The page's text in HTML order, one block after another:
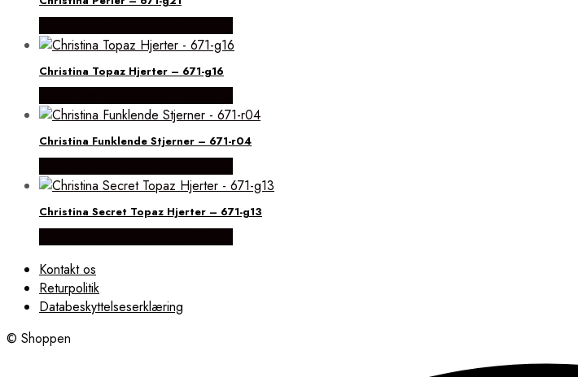
Christina Topaz Hjerter – 671-g16
Christina Funklende Stjerner – 671-r04
Christina Secret Topaz Hjerter – 671-g13
Kontakt os
Returpolitik
Databeskyttelseserklæring
© Shoppen